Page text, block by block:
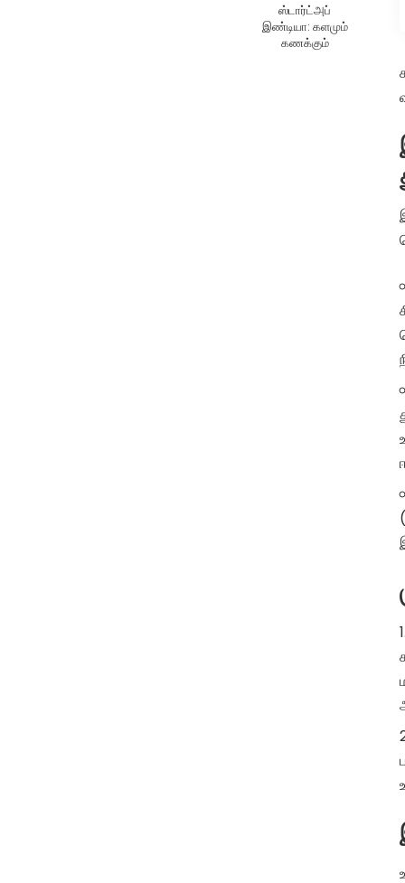
ஸ்டார்ட்அப்
இண்டியா: களமும்
கணக்கும்